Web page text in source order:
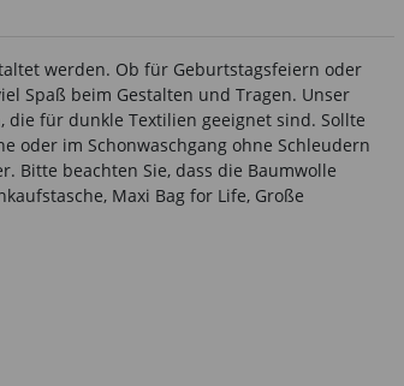
werden. Ob für Geburtstagsfeiern oder
Spaß beim Gestalten und Tragen. Unser
für dunkle Textilien geeignet sind. Sollte
oder im Schonwaschgang ohne Schleudern
Bitte beachten Sie, dass die Baumwolle
Maxi Bag for Life, Große